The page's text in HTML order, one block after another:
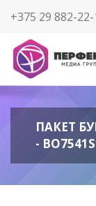
+375 29 882-
ПАКЕТ
-